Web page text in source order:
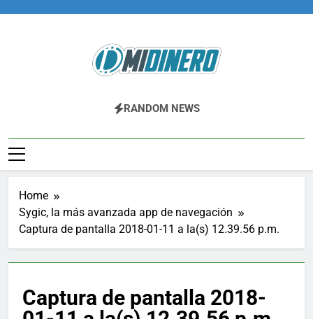
Midinero.co
Fintech, Criptomonedas
RANDOM NEWS
Home
Sygic, la más avanzada app de navegación
Captura de pantalla 2018-01-11 a la(s) 12.39.56 p.m.
Captura de pantalla 2018-